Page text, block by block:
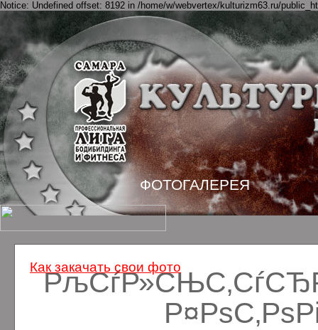
Notice: Undefined offset: 8192 in /home/w/webvertex/kulturizm63.ru/
ФОТОГАЛЕРЕЯ
Как закачать свои фото